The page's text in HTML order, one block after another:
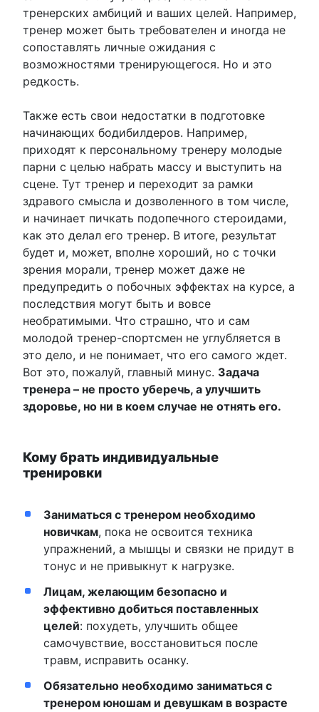
тренерских амбиций и ваших целей. Например,
тренер может быть требователен и иногда не
сопоставлять личные ожидания с
возможностями тренирующегося. Но и это
редкость.
Также есть свои недостатки в подготовке
начинающих бодибилдеров. Например,
приходят к персональному тренеру молодые
парни с целью набрать массу и выступить на
сцене. Тут тренер и переходит за рамки
здравого смысла и дозволенного в том числе,
и начинает пичкать подопечного стероидами,
как это делал его тренер. В итоге, результат
будет и, может, вполне хороший, но с точки
зрения морали, тренер может даже не
предупредить о побочных эффектах на курсе, а
последствия могут быть и вовсе
необратимыми. Что страшно, что и сам
молодой тренер-спортсмен не углубляется в
это дело, и не понимает, что его самого ждет.
Вот это, пожалуй, главный минус. Задача
тренера – не просто уберечь, а улучшить
здоровье, но ни в коем случае не отнять его.
Кому брать индивидуальные
тренировки
Заниматься с тренером необходимо
новичкам, пока не освоится техника
упражнений, а мышцы и связки не придут в
тонус и не привыкнут к нагрузке.
Лицам, желающим безопасно и
эффективно добиться поставленных
целей: похудеть, улучшить общее
самочувствие, восстановиться после
травм, исправить осанку.
Обязательно необходимо заниматься с
тренером юношам и девушкам в возрасте